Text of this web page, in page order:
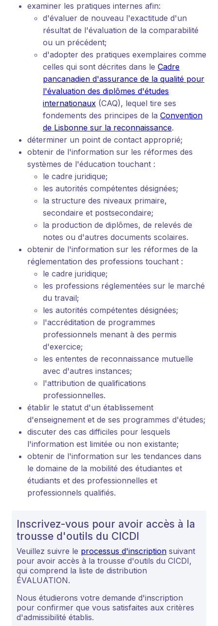
examiner les pratiques internes afin:
d'évaluer de nouveau l'exactitude d'un
résultat de l'évaluation de la comparabilité
ou un précédent;
d'adopter des pratiques exemplaires comme
celles qui sont décrites dans le Cadre
pancanadien d'assurance de la qualité pour
l'évaluation des diplômes d'études
internationaux (CAQ), lequel tire ses
fondements des principes de la Convention
de Lisbonne sur la reconnaissance.
déterminer un point de contact approprié;
obtenir de l'information sur les réformes des
systèmes de l'éducation touchant :
le cadre juridique;
les autorités compétentes désignées;
la structure des niveaux primaire,
secondaire et postsecondaire;
la production de diplômes, de relevés de
notes ou d'autres documents scolaires.
obtenir de l'information sur les réformes de la
réglementation des professions touchant :
le cadre juridique;
les professions réglementées sur le marché
du travail;
les autorités compétentes désignées;
l'accréditation de programmes
professionnels menant à des permis
d'exercice;
les ententes de reconnaissance mutuelle
avec d'autres instances;
l'attribution de qualifications
professionnelles.
établir le statut d'un établissement
d'enseignement et de ses programmes d'études;
discuter des cas difficiles pour lesquels
l'information est limitée ou non existante;
obtenir de l'information sur les tendances dans
le domaine de la mobilité des étudiantes et
étudiants et des professionnelles et
professionnels qualifiés.
Inscrivez-vous pour avoir accès à la
trousse d'outils du CICDI
Veuillez suivre le processus d'inscription suivant
pour avoir accès à la trousse d'outils du CICDI,
qui comprend la liste de distribution
ÉVALUATION.
Nous étudierons votre demande d'inscription
pour confirmer que vous satisfaites aux critères
d'admissibilité établis.